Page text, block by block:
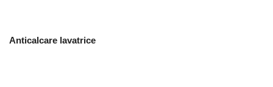
Anticalcare lavatrice